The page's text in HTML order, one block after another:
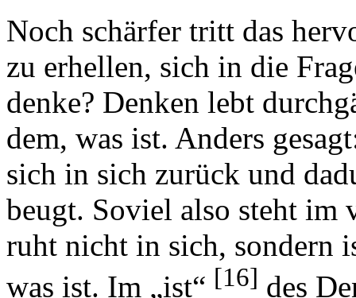
Noch schärfer tritt das
zu erhellen, sich in die
denke? Denken lebt
dem, was ist. Anders
sich in sich zurück und
beugt. Soviel also steht im
ruht nicht in sich, sondern
was ist. Im „ist“ [16] des